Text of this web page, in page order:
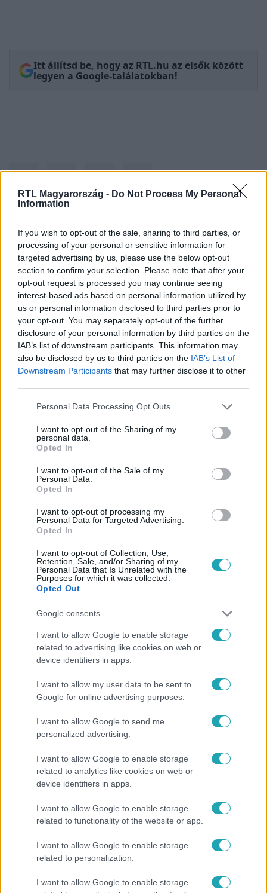
RTL Magyarország - Do Not Process My Personal
Information
If you wish to opt-out of the sale, sharing to third parties, or
processing of your personal or sensitive information for
targeted advertising by us, please use the below opt-out
section to confirm your selection. Please note that after your
opt-out request is processed you may continue seeing
interest-based ads based on personal information utilized by
us or personal information disclosed to third parties prior to
your opt-out. You may separately opt-out of the further
disclosure of your personal information by third parties on the
IAB’s list of downstream participants. This information may
also be disclosed by us to third parties on the IAB’s List of
Downstream Participants that may further disclose it to other
Please note that this website/app uses one or more Google
not limited to your visit or usage behaviour. You may click to
grant or deny consent to Google and its third-party tags to
use your data for below specified purposes in below Google
consent section.
Personal Data Processing Opt Outs
I want to opt-out of the Sharing of my
personal data.
Opted In
I want to opt-out of the Sale of my
Personal Data.
Opted In
I want to opt-out of processing my
Personal Data for Targeted Advertising.
Opted In
I want to opt-out of Collection, Use,
Retention, Sale, and/or Sharing of my
Personal Data that Is Unrelated with the
Purposes for which it was collected.
Opted Out
Google consents
I want to allow Google to enable storage
related to advertising like cookies on web or
device identifiers in apps.
I want to allow my user data to be sent to
Google for online advertising purposes.
I want to allow Google to send me
personalized advertising.
I want to allow Google to enable storage
related to analytics like cookies on web or
device identifiers in apps.
I want to allow Google to enable storage
related to functionality of the website or app.
I want to allow Google to enable storage
related to personalization.
I want to allow Google to enable storage
Itt állítsd be, hogy az RTL.hu az elsők között
legyen a Google-találatokban!
Kövess minket, és értesülj a friss
hírekről a Facebookon is!
Követem
#BELFÖLD #FIDESZ #FIDESZ-FRAKCIÓ
Népszerű
6:41
Fókusz
Mindössze 214-en élnek a borsodi
zsákfaluban, ahol egyetlen játszótér jelenti a
nyári szünetet